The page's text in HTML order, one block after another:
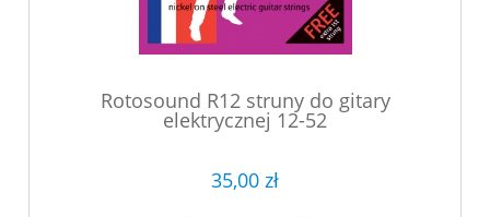
Rotosound R12 struny do gitary
elektrycznej 12-52
35,00 zł